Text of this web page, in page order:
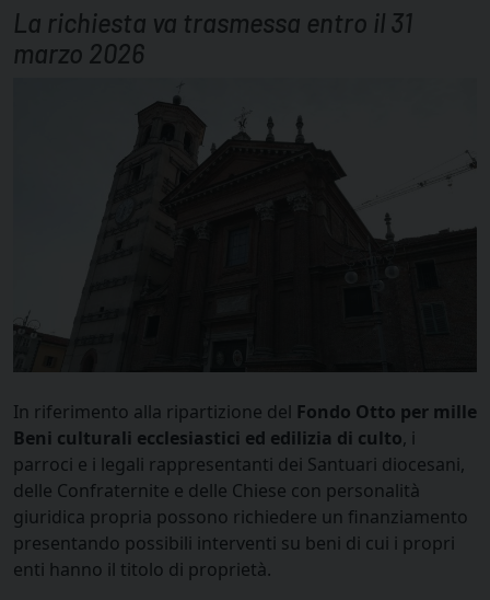
La richiesta va trasmessa entro il 31
marzo 2026
In riferimento alla ripartizione del Fondo Otto per mille
Beni culturali ecclesiastici ed edilizia di culto, i
parroci e i legali rappresentanti dei Santuari diocesani,
delle Confraternite e delle Chiese con personalità
giuridica propria possono richiedere un finanziamento
presentando possibili interventi su beni di cui i propri
enti hanno il titolo di proprietà.